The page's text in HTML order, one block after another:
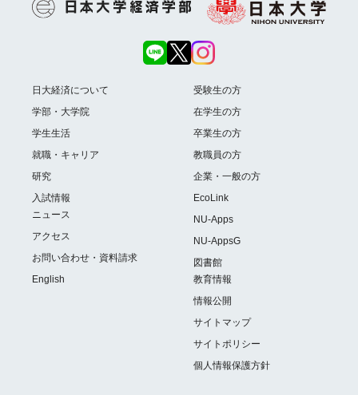
日大経済について
学部・大学院
学生生活
就職・キャリア
研究
入試情報
ニュース
アクセス
お問い合わせ・資料請求
English
受験生の方
在学生の方
卒業生の方
教職員の方
企業・一般の方
EcoLink
NU-Apps
NU-AppsG
図書館
教育情報
情報公開
サイトマップ
サイトポリシー
個人情報保護方針